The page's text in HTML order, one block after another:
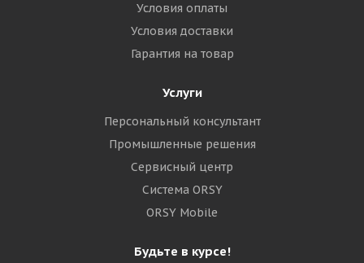
Условия оплаты
Условия доставки
Гарантия на товар
Услуги
Персональный консультант
Промышленные решения
Сервисный центр
Система ORSY
ORSY Mobile
Будьте в курсе!